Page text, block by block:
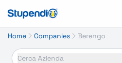
Home Companies Berengo
Cerca Azienda